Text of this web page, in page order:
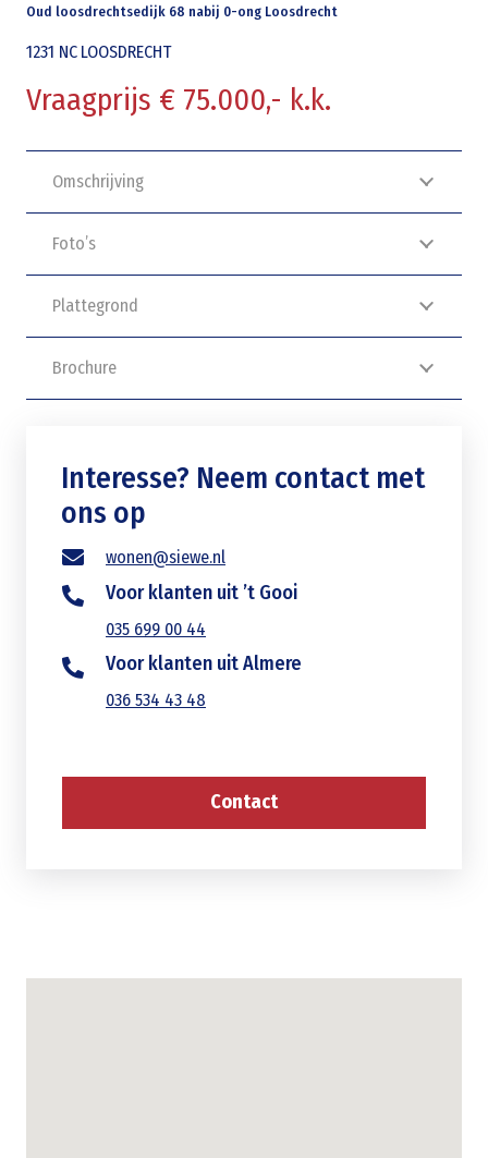
Oud loosdrechtsedijk 68 nabij 0-ong Loosdrecht
1231 NC LOOSDRECHT
Vraagprijs € 75.000,- k.k.
Omschrijving
Foto’s
Plattegrond
Brochure
Interesse? Neem contact met
ons op
wonen@siewe.nl
Voor klanten uit ’t Gooi
035 699 00 44
Voor klanten uit Almere
036 534 43 48
Contact